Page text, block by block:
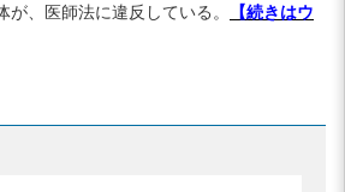
が、医師法に違反している。
【続きはウ